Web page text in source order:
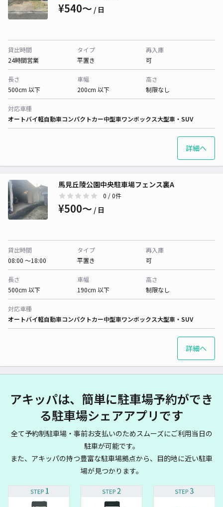
¥540〜 / 日
貸出時間
24時間営業
タイプ
平置き
再入庫
可
長さ
500cm 以下
車幅
200cm 以下
高さ
制限なし
対応車種
オートバイ軽自動車コンパクトカー中型車ワンボックス大型車・SUV
詳細へ
馬見丘陵公園中央駐車場フェンス裏A
0 / 0件
¥500〜 / 日
貸出時間
08:00 〜18:00
タイプ
平置き
再入庫
可
長さ
500cm 以下
車幅
190cm 以下
高さ
制限なし
対応車種
オートバイ軽自動車コンパクトカー中型車ワンボックス大型車・SUV
詳細へ
アキッパは、簡単に駐車場予約ができ
る駐車場シェアアプリです
全て予約制駐車場・事前お支払いのためスムーズにご利用当日の
駐車が可能です。
また、アキッパの持つ豊富な駐車場拠点から、目的地に近い駐車
場が見つかります。